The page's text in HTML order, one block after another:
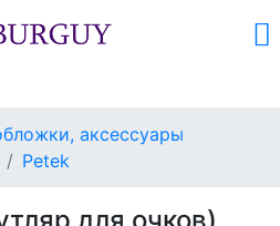
аксессуары
Petek